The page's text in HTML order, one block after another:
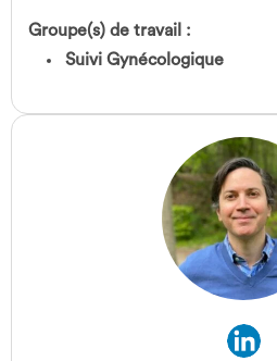
Groupe(s) de travail :
Suivi Gynécologique